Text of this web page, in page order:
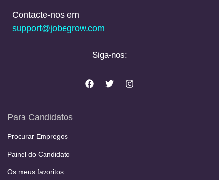
Contacte-nos em
support@jobegrow.com
Siga-nos:
Para Candidatos
Procurar Empregos
Painel do Candidato
Os meus favoritos